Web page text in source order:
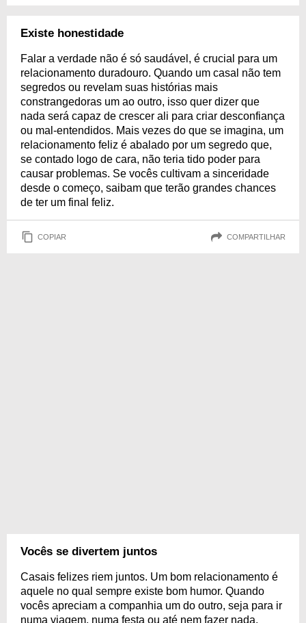
Existe honestidade
Falar a verdade não é só saudável, é crucial para um
relacionamento duradouro. Quando um casal não tem
segredos ou revelam suas histórias mais
constrangedoras um ao outro, isso quer dizer que
nada será capaz de crescer ali para criar desconfiança
ou mal-entendidos. Mais vezes do que se imagina, um
relacionamento feliz é abalado por um segredo que,
se contado logo de cara, não teria tido poder para
causar problemas. Se vocês cultivam a sinceridade
desde o começo, saibam que terão grandes chances
de ter um final feliz.
COPIAR COMPARTILHAR
Vocês se divertem juntos
Casais felizes riem juntos. Um bom relacionamento é
aquele no qual sempre existe bom humor. Quando
vocês apreciam a companhia um do outro, seja para ir
numa viagem, numa festa ou até nem fazer nada,